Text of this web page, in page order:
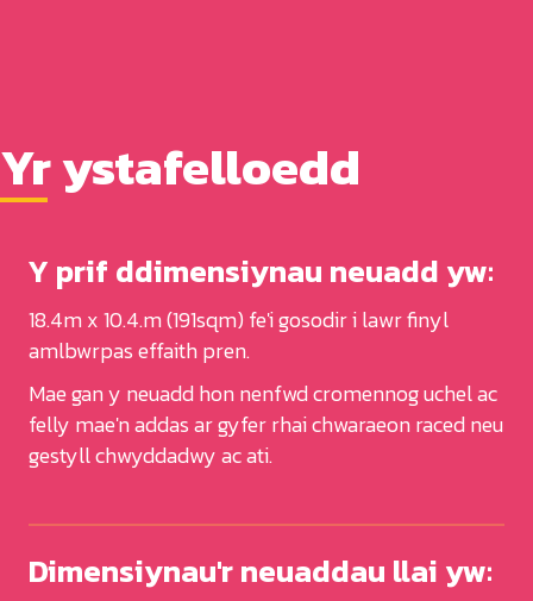
Yr ystafelloedd
Y prif ddimensiynau neuadd yw:
18.4m x 10.4.m (191sqm) fe'i gosodir i lawr finyl
amlbwrpas effaith pren.
Mae gan y neuadd hon nenfwd cromennog uchel ac
felly mae'n addas ar gyfer rhai chwaraeon raced neu
gestyll chwyddadwy ac ati.
Dimensiynau'r neuaddau llai yw: